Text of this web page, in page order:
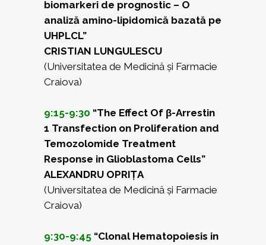
biomarkeri de prognostic – O
analiză amino-lipidomică bazată pe
UHPLCL”
CRISTIAN LUNGULESCU
(Universitatea de Medicină și Farmacie
Craiova)
9:15-9:30 “The Effect Of β-Arrestin
1 Transfection on Proliferation and
Temozolomide Treatment
Response in Glioblastoma Cells”
ALEXANDRU OPRIȚA
(Universitatea de Medicină și Farmacie
Craiova)
9:30-9:45 “Clonal Hematopoiesis in